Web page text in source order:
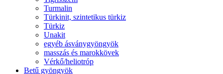
Turmalin
Türkinit, szintetikus türkiz
Türkiz
Unakit
egyéb ásványgyöngyök
masszás és marokkövek
Vérkő/heliotróp
Betű gyöngyök